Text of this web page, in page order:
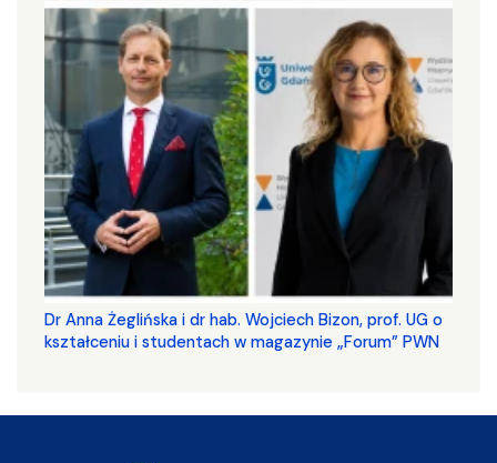
​​​​​​​Dr Anna Żeglińska i dr hab. Wojciech Bizon, prof. UG o
kształceniu i studentach w magazynie „Forum” PWN